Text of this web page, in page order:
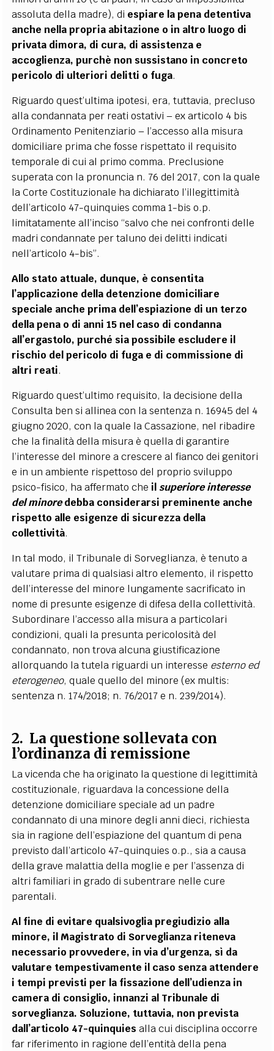
assoluta della madre), di espiare la pena detentiva
anche nella propria abitazione o in altro luogo di
privata dimora, di cura, di assistenza e
accoglienza, purchè non sussistano in concreto
pericolo di ulteriori delitti o fuga.
Riguardo quest’ultima ipotesi, era, tuttavia, precluso
alla condannata per reati ostativi – ex articolo 4 bis
Ordinamento Penitenziario – l’accesso alla misura
domiciliare prima che fosse rispettato il requisito
temporale di cui al primo comma. Preclusione
superata con la pronuncia n. 76 del 2017, con la quale
la Corte Costituzionale ha dichiarato l’illegittimità
dell’articolo 47-quinquies comma 1-bis o.p.
limitatamente all’inciso “salvo che nei confronti delle
madri condannate per taluno dei delitti indicati
nell’articolo 4-bis”.
Allo stato attuale, dunque, è consentita
l’applicazione della detenzione domiciliare
speciale anche prima dell’espiazione di un terzo
della pena o di anni 15 nel caso di condanna
all’ergastolo, purché sia possibile escludere il
rischio del pericolo di fuga e di commissione di
altri reati.
Riguardo quest’ultimo requisito, la decisione della
Consulta ben si allinea con la sentenza n. 16945 del 4
giugno 2020, con la quale la Cassazione, nel ribadire
che la finalità della misura è quella di garantire
l’interesse del minore a crescere al fianco dei genitori
e in un ambiente rispettoso del proprio sviluppo
psico-fisico, ha affermato che il superiore interesse
del minoredebba considerarsi preminente anche
rispetto alle esigenze di sicurezza della
collettività.
In tal modo, il Tribunale di Sorveglianza, è tenuto a
valutare prima di qualsiasi altro elemento, il rispetto
dell’interesse del minore lungamente sacrificato in
nome di presunte esigenze di difesa della collettività.
Subordinare l’accesso alla misura a particolari
condizioni, quali la presunta pericolosità del
condannato, non trova alcuna giustificazione
allorquando la tutela riguardi un interesse esterno ed
eterogeneo, quale quello del minore (ex multis:
sentenza n. 174/2018; n. 76/2017 e n. 239/2014).
2. La questione sollevata con
l’ordinanza di remissione
La vicenda che ha originato la questione di legittimità
costituzionale, riguardava la concessione della
detenzione domiciliare speciale ad un padre
condannato di una minore degli anni dieci, richiesta
sia in ragione dell’espiazione del quantum di pena
previsto dall’articolo 47-quinquies o.p., sia a causa
della grave malattia della moglie e per l’assenza di
altri familiari in grado di subentrare nelle cure
parentali.
Al fine di evitare qualsivoglia pregiudizio alla
minore, il Magistrato di Sorveglianza riteneva
necessario provvedere, in via d’urgenza, sì da
valutare tempestivamente il caso senza attendere
i tempi previsti per la fissazione dell’udienza in
camera di consiglio, innanzi al Tribunale di
sorveglianza. Soluzione, tuttavia, non prevista
dall’articolo 47-quinquies alla cui disciplina occorre
far riferimento in ragione dell’entità della pena